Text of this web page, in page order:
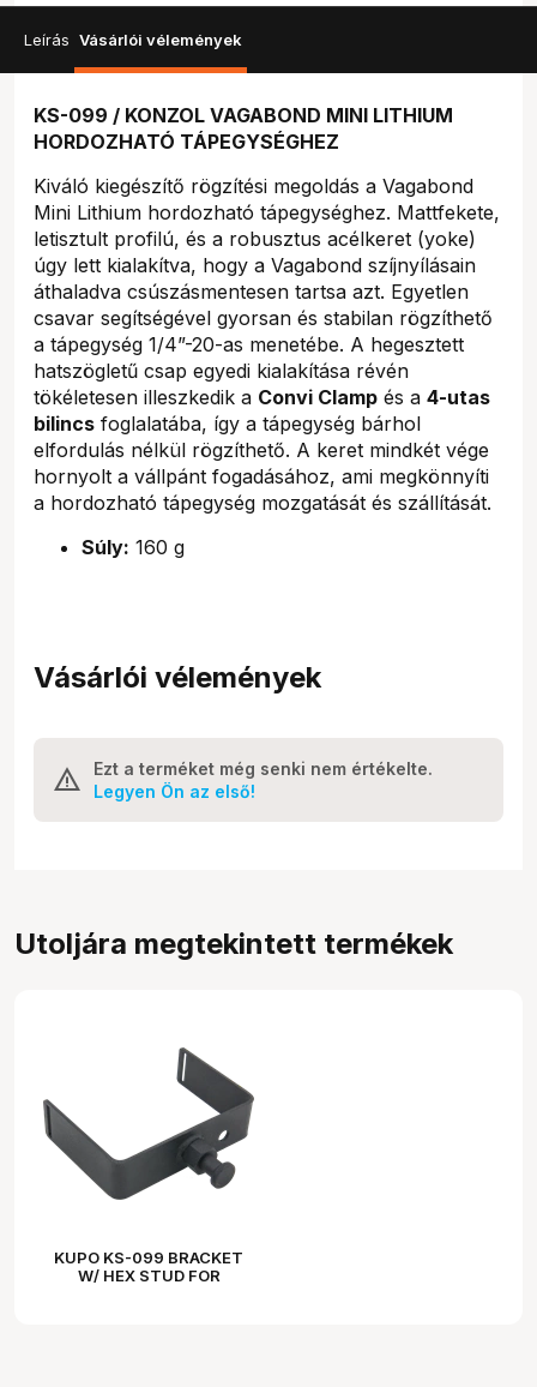
Leírás Vásárlói vélemények
KS-099 / KONZOL VAGABOND MINI LITHIUM
HORDOZHATÓ TÁPEGYSÉGHEZ
Kiváló kiegészítő rögzítési megoldás a Vagabond
Mini Lithium hordozható tápegységhez. Mattfekete,
letisztult profilú, és a robusztus acélkeret (yoke)
úgy lett kialakítva, hogy a Vagabond szíjnyílásain
áthaladva csúszásmentesen tartsa azt. Egyetlen
csavar segítségével gyorsan és stabilan rögzíthető
a tápegység 1/4”-20-as menetébe. A hegesztett
hatszögletű csap egyedi kialakítása révén
tökéletesen illeszkedik a Convi Clamp és a 4-utas
bilincs foglalatába, így a tápegység bárhol
elfordulás nélkül rögzíthető. A keret mindkét vége
hornyolt a vállpánt fogadásához, ami megkönnyíti
a hordozható tápegység mozgatását és szállítását.
Súly: 160 g
Vásárlói vélemények
Ezt a terméket még senki nem értékelte.
Legyen Ön az első!
Utoljára megtekintett termékek
KUPO KS-099 BRACKET
W/ HEX STUD FOR